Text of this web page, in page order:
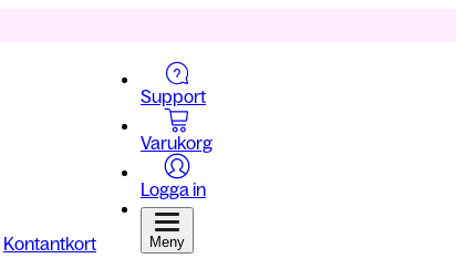
Kontantkort
Support
Varukorg
Logga in
Meny